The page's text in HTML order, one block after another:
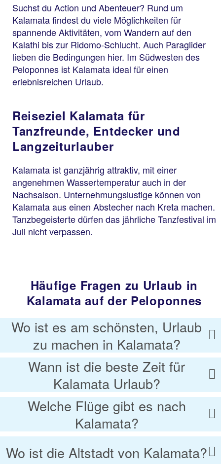
Suchst du Action und Abenteuer? Rund um
Kalamata findest du viele Möglichkeiten für
spannende Aktivitäten, vom Wandern auf den
Kalathi bis zur Ridomo-Schlucht. Auch Paraglider
lieben die Bedingungen hier. Im Südwesten des
Peloponnes ist Kalamata ideal für einen
erlebnisreichen Urlaub.
Reiseziel Kalamata für
Tanzfreunde, Entdecker und
Langzeiturlauber
Kalamata ist ganzjährig attraktiv, mit einer
angenehmen Wassertemperatur auch in der
Nachsaison. Unternehmungslustige können von
Kalamata aus einen Abstecher nach Kreta machen.
Tanzbegeisterte dürfen das jährliche Tanzfestival im
Juli nicht verpassen.
Häufige Fragen zu Urlaub in
Kalamata auf der Peloponnes
Wo ist es am schönsten, Urlaub
zu machen in Kalamata?
Wann ist die beste Zeit für
Kalamata Urlaub?
Welche Flüge gibt es nach
Kalamata?
Wo ist die Altstadt von Kalamata?